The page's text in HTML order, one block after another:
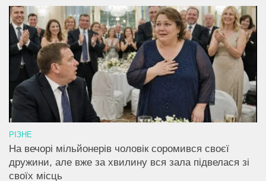
РІЗНЕ
На вечорі мільйонерів чоловік соромився своєї
дружини, але вже за хвилину вся зала підвелася зі
своїх місць